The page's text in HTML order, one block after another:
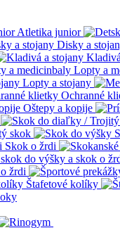
Atletika junior
Disky a
Lopty a
Lopty a stojany
Ochranné
Oštepy a kopije
skok
Skok o žrdi
žrdi
Štafetové kolíky